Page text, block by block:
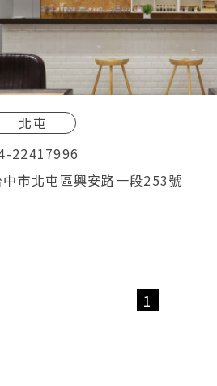
09:00 ~ 18:30 （假日）
每週二公休
北屯
22417996
中市北屯區興安路一段253號
1